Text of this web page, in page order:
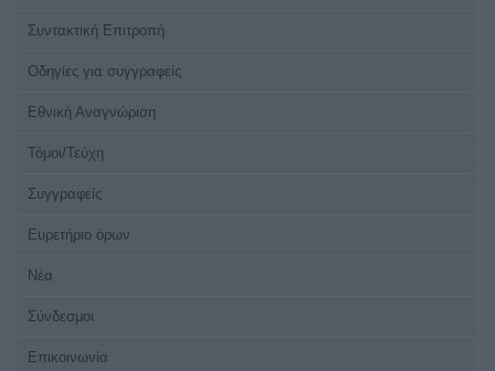
Συντακτική Επιτροπή
Οδηγίες για συγγραφείς
Εθνική Αναγνώριση
Τόμοι/Τεύχη
Συγγραφείς
Ευρετήριο όρων
Νέα
Σύνδεσμοι
Επικοινωνία